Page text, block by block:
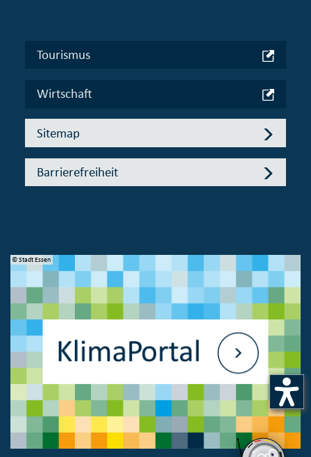
Tourismus
Wirtschaft
Sitemap
Barrierefreiheit
© Stadt Essen